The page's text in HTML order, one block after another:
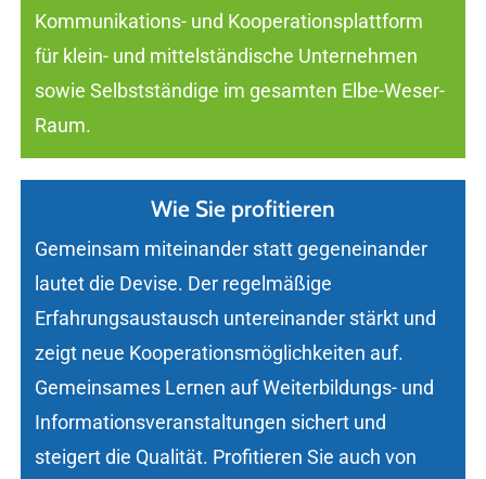
Kommunikations- und Kooperationsplattform
für klein- und mittelständische Unternehmen
sowie Selbstständige im gesamten Elbe-Weser-
Raum.
Wie Sie profitieren
Gemeinsam miteinander statt gegeneinander
lautet die Devise. Der regelmäßige
Erfahrungsaustausch untereinander stärkt und
zeigt neue Kooperationsmöglichkeiten auf.
Gemeinsames Lernen auf Weiterbildungs- und
Informationsveranstaltungen sichert und
steigert die Qualität. Profitieren Sie auch von